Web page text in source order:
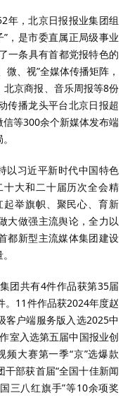
年，北京日报报业集团组
，是市委直属正局级事业
一条具有首都党报特色的
、视”全媒体传播矩阵，
京商报、音乐周报等8份
传播龙头平台北京日报超
等300余个新媒体发布端
以习近平新时代中国特色
大和二十届历次全会精
举旗帜、聚民心、育新
大做强主流舆论，全力以
都新型主流媒体集团建设
团共有4件作品获第35届
。11件作品获2024年度赵
客户端服务版入选2025中
室入选第五届中国报业创
频大赛第一季“京”选爆款
部获首届“全国十佳新闻
三八红旗手”等10余项奖